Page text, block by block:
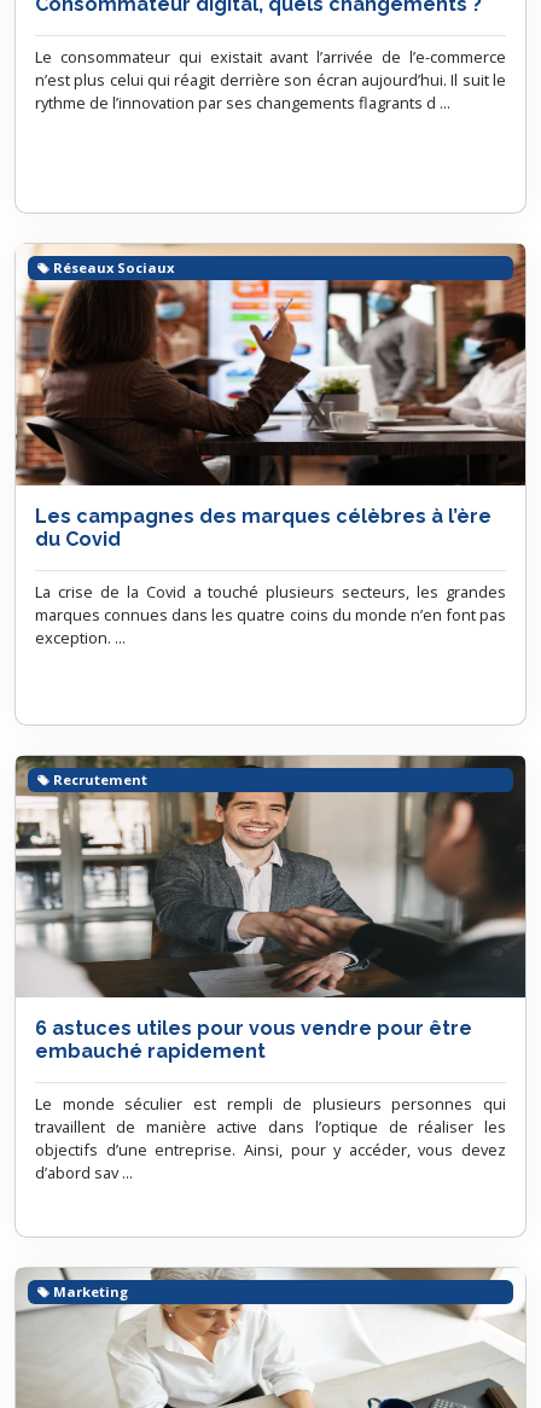
Le consommateur qui existait avant l’arrivée de l’e-commerce
n’est plus celui qui réagit derrière son écran aujourd’hui. Il suit le
rythme de l’innovation par ses changements flagrants d ...
Les campagnes des marques célèbres à l’ère
du Covid
La crise de la Covid a touché plusieurs secteurs, les grandes
marques connues dans les quatre coins du monde n’en font pas
exception. ...
Réseaux Sociaux
6 astuces utiles pour vous vendre pour être
embauché rapidement
Le monde séculier est rempli de plusieurs personnes qui
travaillent de manière active dans l’optique de réaliser les
objectifs d’une entreprise. Ainsi, pour y accéder, vous devez
d’abord sav ...
Recrutement
Marketing